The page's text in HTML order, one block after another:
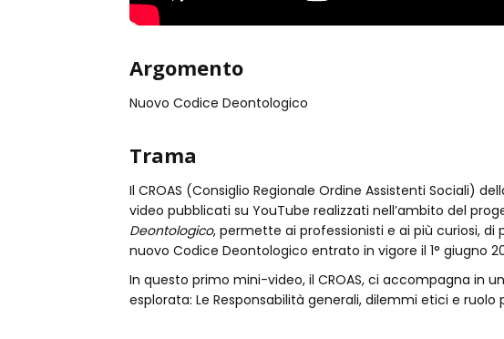
Argomento
Nuovo Codice Deontologico
Trama
Il CROAS (Consiglio Regionale Ordine Assistenti Sociali)
video pubblicati su YouTube realizzati nell’ambito del
Deontologico, permette ai professionisti e ai più curiosi,
nuovo Codice Deontologico entrato in vigore il 1° giugno
In questo primo mini-video, il CROAS, ci accompagna in
esplorata: Le Responsabilità generali, dilemmi etici e